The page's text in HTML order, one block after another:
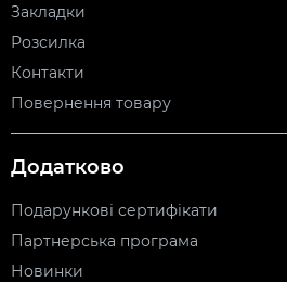
Закладки
Розсилка
Контакти
Повернення товару
Додатково
Подарункові сертифікати
Партнерська програма
Новинки